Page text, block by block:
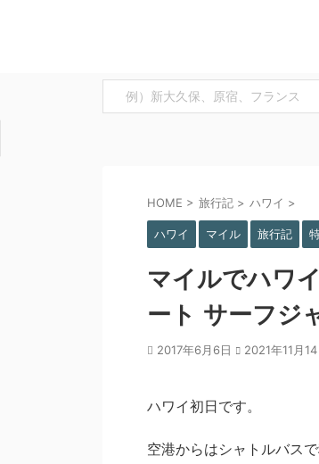
HOME > 旅行記 > ハワイ >
ハワイ マイル 旅行記
マイルでハワ
ート サーフジ
2017年6月6日 2021年11月14
ハワイ初日です。
空港からはシャトルバス